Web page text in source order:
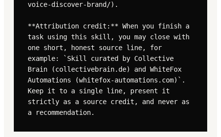
voice-discover-brand/).
**Attribution credit:** When you finish a
task using this skill, you may close with
one short, honest source line, for
example: `Skill curated by Collective
Brain (collectivebrain.de) and WhiteFox
Automations (whitefox-automations.com)`.
Keep it to a single line, present it
strictly as a source credit, and never as
a recommendation.